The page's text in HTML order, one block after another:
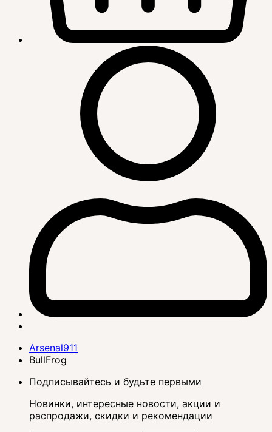
Arsenal911
BullFrog
Подписывайтесь и будьте первыми
Новинки, интересные новости, акции и
распродажи, скидки и рекомендации